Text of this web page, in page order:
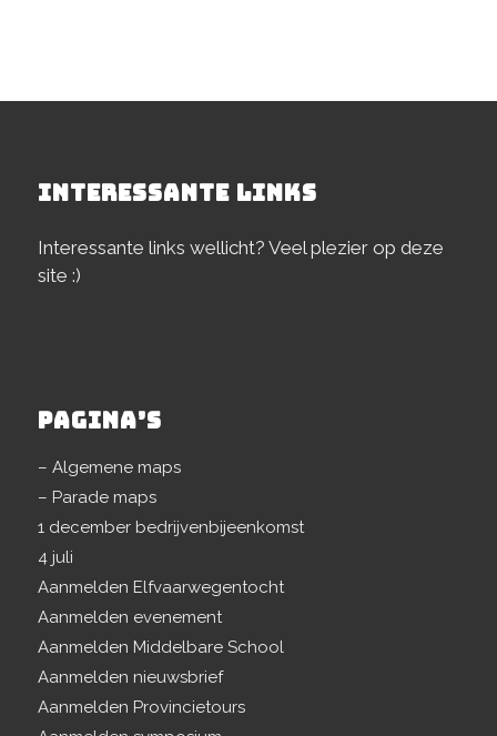
INTERESSANTE LINKS
Interessante links wellicht? Veel plezier op deze
site :)
PAGINA’S
– Algemene maps
– Parade maps
1 december bedrijvenbijeenkomst
4 juli
Aanmelden Elfvaarwegentocht
Aanmelden evenement
Aanmelden Middelbare School
Aanmelden nieuwsbrief
Aanmelden Provincietours